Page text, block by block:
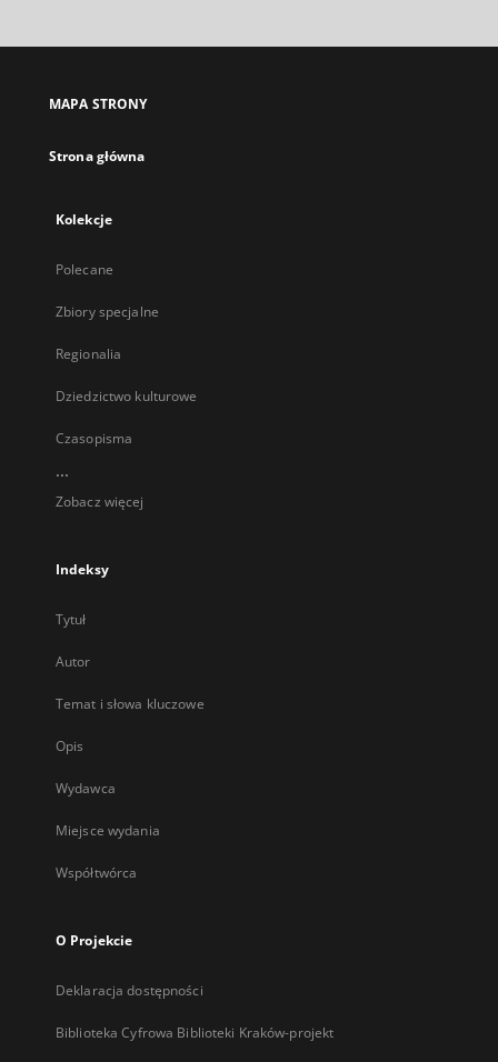
MAPA STRONY
Strona główna
Kolekcje
Polecane
Zbiory specjalne
Regionalia
Dziedzictwo kulturowe
Czasopisma
...
Zobacz więcej
Indeksy
Tytuł
Autor
Temat i słowa kluczowe
Opis
Wydawca
Miejsce wydania
Współtwórca
O Projekcie
Deklaracja dostępności
Biblioteka Cyfrowa Biblioteki Kraków-projekt